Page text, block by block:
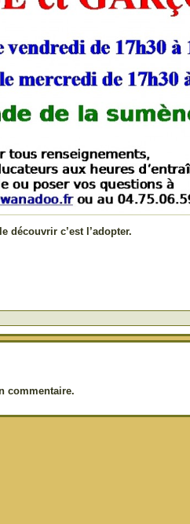
découvrir c’est l’adopter.
commentaire.